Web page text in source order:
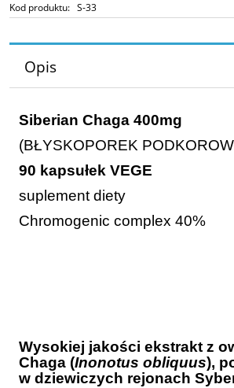
Kod produktu: S-33
Opis
Siberian Chaga 400mg
(BŁYSKOPOREK
90 kapsułek VEGE
suplement diety
Chromogenic complex 40%
Wysokiej jakości ekstrakt z
Chaga (Inonotus obliquus),
w dziewiczych rejonach